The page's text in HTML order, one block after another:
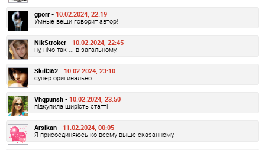
gporr - 10.02.2024, 22:19
Умные вещи говорит автор!
NikStroker - 10.02.2024, 22:45
ну, нічо так ... в загальному.
Skill362 - 10.02.2024, 23:10
супер оригинально
Vhqpunsh - 10.02.2024, 23:50
підкупила щирість статті
Arsikan - 11.02.2024, 00:05
Я присоединяюсь ко всему выше сказанному.